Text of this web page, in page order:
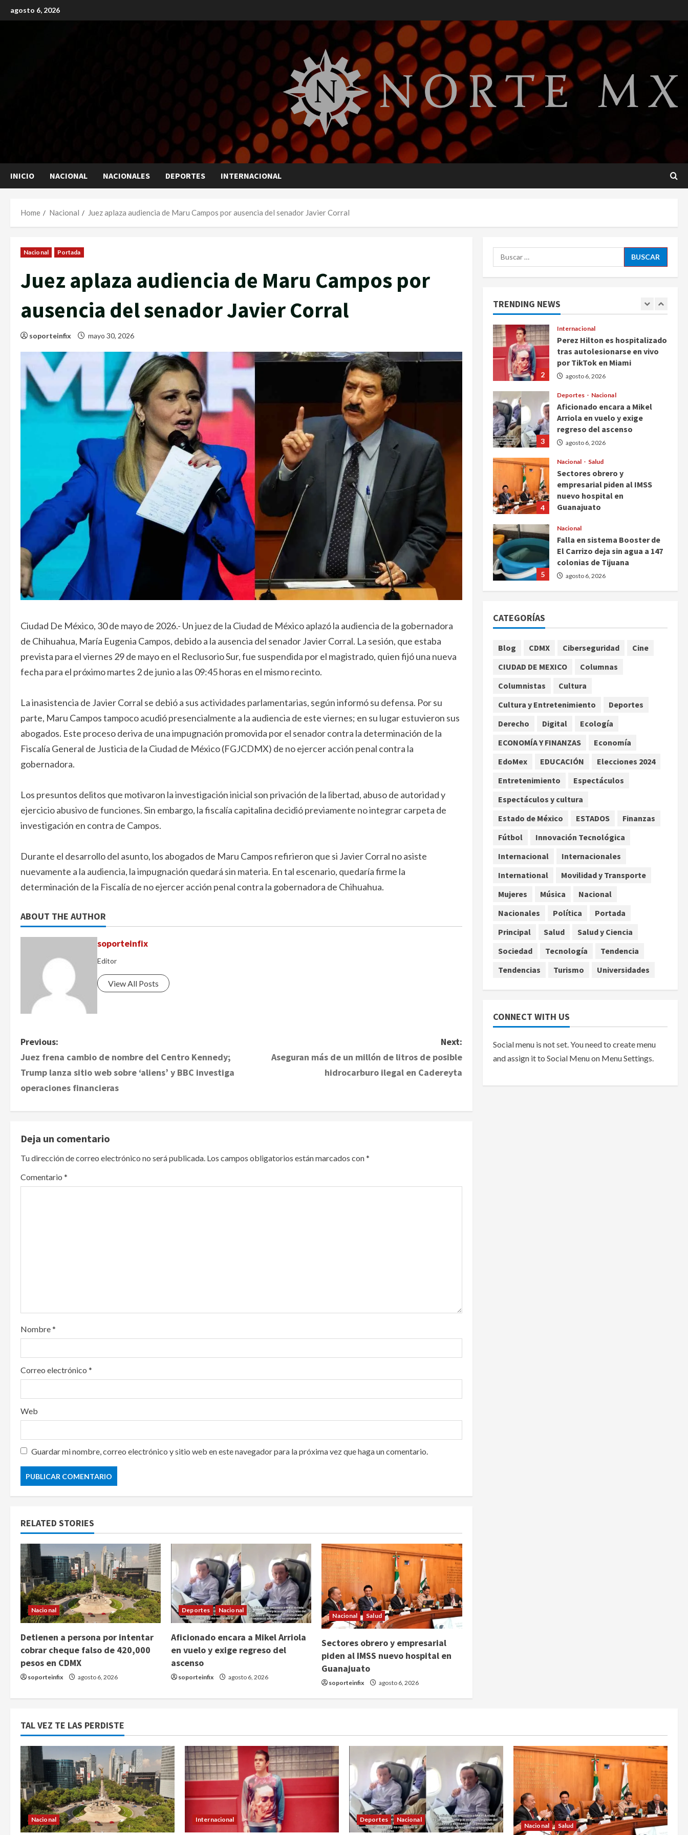
to
agosto 6, 2026
INICIO NACIONAL NACIONALES DEPORTES INTERNACIONAL
Home Nacional Juez aplaza audiencia de Maru Campos por ausencia del senador Javier Corral
Nacional Portada
Juez aplaza audiencia de Maru Campos por
ausencia del senador Javier Corral
soporteinfix mayo 30, 2026
Ciudad De México, 30 de mayo de 2026.- Un juez de la Ciudad de México aplazó la audiencia de la gobernadora
de Chihuahua, María Eugenia Campos, debido a la ausencia del senador Javier Corral. La sesión, que estaba
prevista para el viernes 29 de mayo en el Reclusorio Sur, fue suspendida por el magistrado, quien fijó una nueva
fecha para el próximo martes 2 de junio a las 09:45 horas en el mismo recinto.
La inasistencia de Javier Corral se debió a sus actividades parlamentarias, según informó su defensa. Por su
parte, Maru Campos tampoco acudió presencialmente a la audiencia de este viernes; en su lugar estuvieron sus
abogados. Este proceso deriva de una impugnación promovida por el senador contra la determinación de la
Fiscalía General de Justicia de la Ciudad de México (FGJCDMX) de no ejercer acción penal contra la
gobernadora.
Los presuntos delitos que motivaron la investigación inicial son privación de la libertad, abuso de autoridad y
ejercicio abusivo de funciones. Sin embargo, la fiscalía capitalina decidió previamente no integrar carpeta de
investigación en contra de Campos.
Durante el desarrollo del asunto, los abogados de Maru Campos refirieron que si Javier Corral no asiste
nuevamente a la audiencia, la impugnación quedará sin materia. En tal escenario, quedaría firme la
determinación de la Fiscalía de no ejercer acción penal contra la gobernadora de Chihuahua.
ABOUT THE AUTHOR
soporteinfix
Editor
View All Posts
P
o
s
t
n
a
v
n
Previous:
Juez frena cambio de nombre del Centro Kennedy;
Trump lanza sitio web sobre ‘aliens’ y BBC investiga
operaciones financieras
Next:
Aseguran más de un millón de litros de posible
hidrocarburo ilegal en Cadereyta
Deja un comentario
Tu dirección de correo electrónico no será publicada. Los campos obligatorios están marcados con*
Comentario *
Nombre*
Correo electrónico *
Web
Guardar mi nombre, correo electrónico y sitio web en este navegador para la próxima vez que haga un comentario.
RELATED STORIES
Nacional
Detienen a persona por intentar
cobrar cheque falso de 420,000
pesos en CDMX
soporteinfix agosto 6, 2026
Deportes Nacional
Aficionado encara a Mikel Arriola
en vuelo y exige regreso del
ascenso
soporteinfix agosto 6, 2026
Nacional Salud
Sectores obrero y empresarial
piden al IMSS nuevo hospital en
Guanajuato
soporteinfix agosto 6, 2026
Buscar:
TRENDING NEWS
2
tras autolesionarse en vivo
por TikTok en Miami
agosto 6, 2026
3
Deportes Nacional
Aficionado encara a Mikel
Arriola en vuelo y exige
regreso del ascenso
agosto 6, 2026
nuevo hospital en
agosto 6, 2026
colonias de Tijuana
1
2
Internacional
Perez Hilton es hospitalizado
tras autolesionarse en vivo
por TikTok en Miami
agosto 6, 2026
3
Deportes Nacional
Aficionado encara a Mikel
Arriola en vuelo y exige
regreso del ascenso
agosto 6, 2026
4
Nacional Salud
Sectores obrero y
empresarial piden al IMSS
nuevo hospital en
Guanajuato
5
Nacional
Falla en sistema Booster de
El Carrizo deja sin agua a 147
colonias de Tijuana
agosto 6, 2026
de 420,000 pesos en CDMX
2
Perez Hilton es hospitalizado
tras autolesionarse en vivo
agosto 6, 2026
Deportes Nacional
Aficionado encara a Mikel
regreso del ascenso
agosto 6, 2026
4
Sectores obrero y
empresarial piden al IMSS
Guanajuato
agosto 6, 2026
Nacional
Falla en sistema Booster de
colonias de Tijuana
agosto 6, 2026
CATEGORÍAS
Blog CDMX Ciberseguridad
Cine
CIUDAD DE MEXICO
Columnas
Columnistas
Cultura
Cultura y Entretenimiento
Deportes
Derecho
Digital
Ecología
ECONOMÍA Y FINANZAS
Economía
EdoMex
EDUCACIÓN
Elecciones 2024
Entretenimiento
Espectáculos
Espectáculos y cultura
Estado de México
ESTADOS
Finanzas
Fútbol
Innovación Tecnológica
Internacional
Internacionales
International
Movilidad y Transporte
Mujeres
Música
Nacional
Nacionales
Política
Portada
Principal
Salud
Salud y Ciencia
Sociedad
Tecnología
Tendencia
Tendencias
Turismo Universidades
CONNECT WITH US
Social menu is not set. You need to create menu
and assign it to Social Menu on Menu Settings.
TAL VEZ TE LAS PERDISTE
Nacional Internacional Deportes
Nacional
Nacional
Salud